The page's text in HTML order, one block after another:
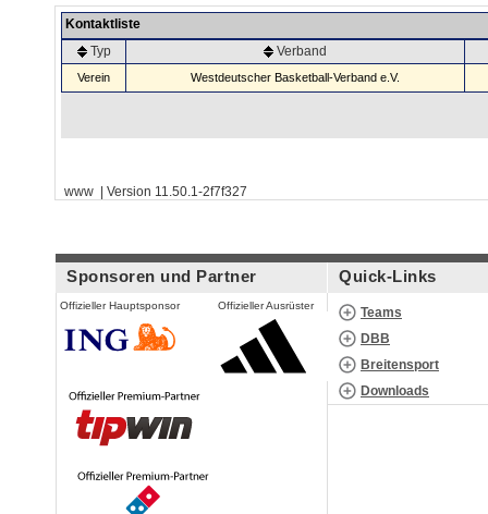
Kontaktliste
Typ
Verband
Verein Westdeutscher Basketball-Verband e.V.
www | Version 11.50.1-2f7f327
Sponsoren und Partner
Offizieller Hauptsponsor Offizieller Ausrüster
Quick-Links
Teams
DBB
Breitensport
Downloads